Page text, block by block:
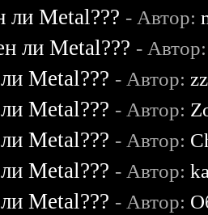
ли Metal??? - Автор:
ли Metal??? -
Metal??? - Автор:
Metal??? - Автор:
Metal??? - Автор:
Metal??? - Автор:
Metal??? - Автор: